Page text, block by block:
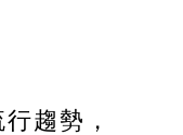
趨勢，